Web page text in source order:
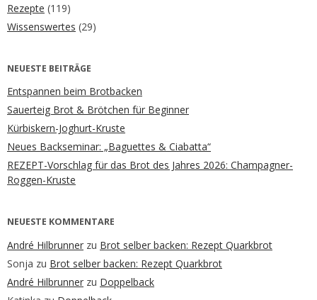
Rezepte (119)
Wissenswertes (29)
NEUESTE BEITRÄGE
Entspannen beim Brotbacken
Sauerteig Brot & Brötchen für Beginner
Kürbiskern-Joghurt-Kruste
Neues Backseminar: „Baguettes & Ciabatta“
REZEPT-Vorschlag für das Brot des Jahres 2026: Champagner-
Roggen-Kruste
NEUESTE KOMMENTARE
André Hilbrunner zu Brot selber backen: Rezept Quarkbrot
Sonja zu Brot selber backen: Rezept Quarkbrot
André Hilbrunner zu Doppelback